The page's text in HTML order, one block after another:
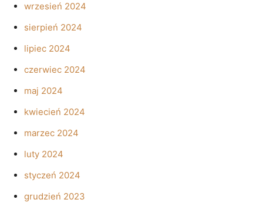
wrzesień 2024
sierpień 2024
lipiec 2024
czerwiec 2024
maj 2024
kwiecień 2024
marzec 2024
luty 2024
styczeń 2024
grudzień 2023